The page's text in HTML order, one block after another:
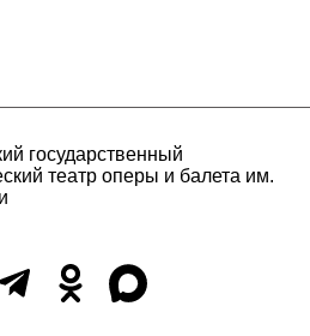
государственный
театр оперы и балета им.